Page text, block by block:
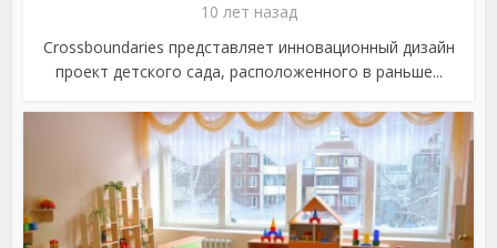
10 лет назад
Crossboundaries представляет инновационный дизайн
проект детского сада, расположенного в раньше...